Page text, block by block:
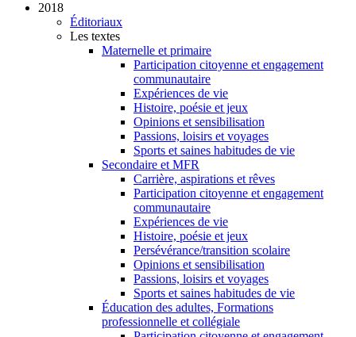
2018
Éditoriaux
Les textes
Maternelle et primaire
Participation citoyenne et engagement
communautaire
Expériences de vie
Histoire, poésie et jeux
Opinions et sensibilisation
Passions, loisirs et voyages
Sports et saines habitudes de vie
Secondaire et MFR
Carrière, aspirations et rêves
Participation citoyenne et engagement
communautaire
Expériences de vie
Histoire, poésie et jeux
Persévérance/transition scolaire
Opinions et sensibilisation
Passions, loisirs et voyages
Sports et saines habitudes de vie
Éducation des adultes, Formations
professionnelle et collégiale